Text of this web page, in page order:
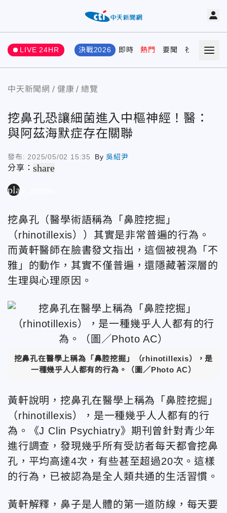
LIVE 24HR 決戰2026 即時 熱門 要聞 社會 娛樂
中天新聞網 健康 總覽
挖鼻孔恐讓細菌進入中樞神經！醫：
與阿茲海默症存在關聯
發布: 2025/05/02 15:35 By吳紹尹
分享：share
play_arrow
挖鼻孔（醫學術語稱為「鼻腔挖掘」
（rhinotillexis））其實是非常普遍的行為。
而黃軒醫師在臉書發文指出，這個被視為「不
雅」的動作，其實不僅普遍，還隱藏著深層的
生理與心理原因。
挖鼻孔在醫學上稱為「鼻腔挖掘」（rhinotillexis），是
一種幾乎人人都有的行為。（圖／Photo AC）
黃軒說明，挖鼻孔在醫學上稱為「鼻腔挖掘」
（rhinotillexis），是一種幾乎人人都有的行
為。《J Clin Psychiatry》期刊曾針對青少年
進行調查，發現幾乎所有受訪者每天都會挖鼻
孔，平均高達4次，有些甚至超過20次。這樣
的行為，已被認為是全人類共通的生活習慣。
黃軒解釋，鼻子是人體的第一道防線，每天要